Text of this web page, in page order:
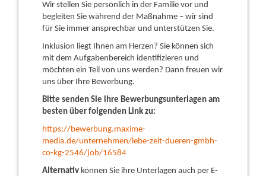
Wir stellen Sie persönlich in der Familie vor und
begleiten Sie während der Maßnahme – wir sind
für Sie immer ansprechbar und unterstützen Sie.
Inklusion liegt Ihnen am Herzen? Sie können sich
mit dem Aufgabenbereich identifizieren und
möchten ein Teil von uns werden? Dann freuen wir
uns über Ihre Bewerbung.
Bitte senden Sie ihre Bewerbungsunterlagen am
besten über folgenden Link zu:
https://bewerbung.maxime-
media.de/unternehmen/lebe-zeit-dueren-gmbh-
co-kg-2546/job/16584
Alternativ können Sie ihre Unterlagen auch per E-